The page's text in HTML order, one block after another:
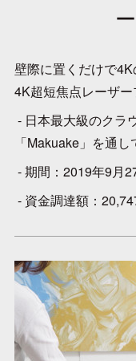
壁際に置くだけで
4K超短焦点レーザ
- 日本最大級のクラ
「Makuake」を通し
- 期間：2019年9月
- 資金調達額：